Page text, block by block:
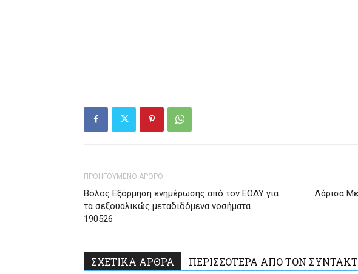
ΠΡΟΗΓΟΥΜΕΝΟ ΑΡΘΡΟ
Βόλος Εξόρμηση ενημέρωσης από τον ΕΟΔΥ για
τα σεξουαλικώς μεταδιδόμενα νοσήματα
190526
Λάρισα
ΣΧΕΤΙΚΑ ΑΡΘΡΑ ΠΕΡΙΣΣΟΤΕΡΑ ΑΠΟ ΤΟΝ